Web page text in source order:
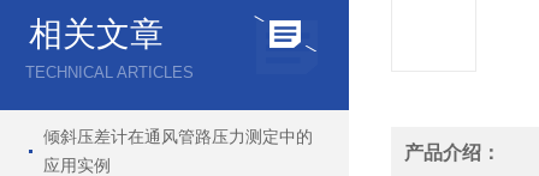
相关文章
TECHNICAL ARTICLES
倾斜压差计在通风管路压力测定中的
应用实例
产品介绍：